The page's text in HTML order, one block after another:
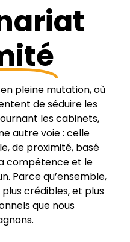
pleine mutation, où
de séduire les
les cabinets,
autre voie : celle
de proximité, basé
compétence et le
Parce qu’ensemble,
crédibles, et plus
que nous